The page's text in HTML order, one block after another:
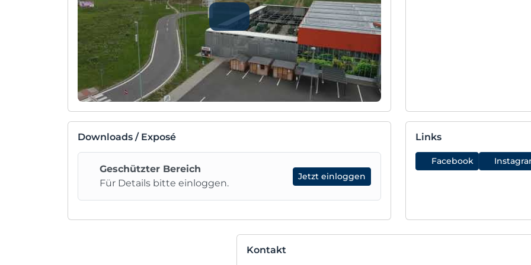
Downloads / Exposé
Geschützter Bereich
Für Details bitte einloggen.
Jetzt einloggen
Links
Facebook
Kontakt